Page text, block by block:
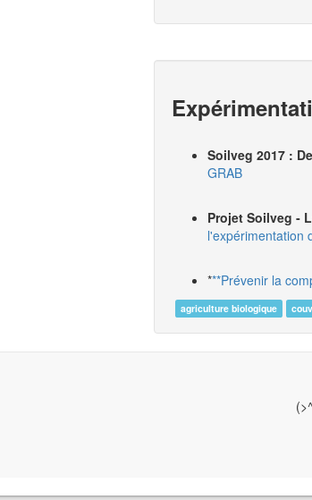
Soilveg 2017 :
GRAB
Projet Soilveg ‐
l'expérimentation
***Prévenir la
agriculture biologique